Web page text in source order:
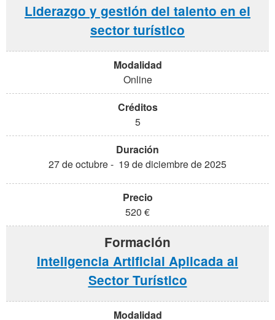
Liderazgo y gestión del talento en el
sector turístico
Online
5
27 de octubre - 19 de diciembre de 2025
520 €
Inteligencia Artificial Aplicada al
Sector Turístico